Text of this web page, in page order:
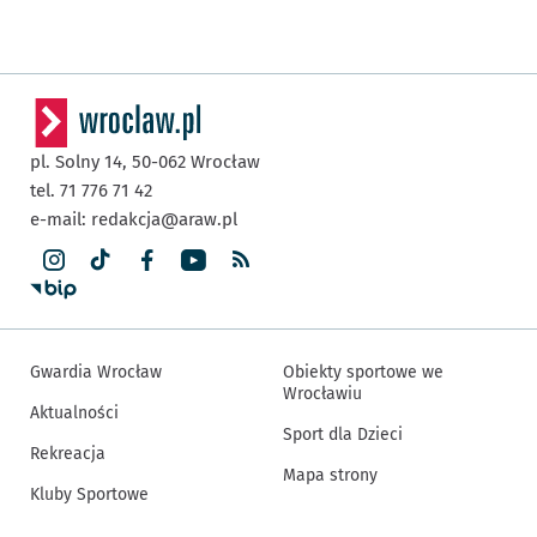
pl. Solny 14, 50-062 Wrocław
tel. 71 776 71 42
e-mail: redakcja@araw.pl
Gwardia Wrocław
Aktualności
Rekreacja
Kluby Sportowe
Obiekty sportowe we
Wrocławiu
Sport dla Dzieci
Mapa strony